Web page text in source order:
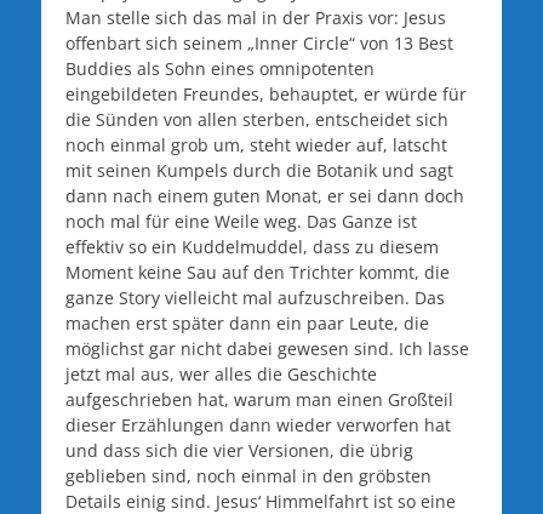
Man stelle sich das mal in der Praxis vor: Jesus
offenbart sich seinem „Inner Circle“ von 13 Best
Buddies als Sohn eines omnipotenten
eingebildeten Freundes, behauptet, er würde für
die Sünden von allen sterben, entscheidet sich
noch einmal grob um, steht wieder auf, latscht
mit seinen Kumpels durch die Botanik und sagt
dann nach einem guten Monat, er sei dann doch
noch mal für eine Weile weg. Das Ganze ist
effektiv so ein Kuddelmuddel, dass zu diesem
Moment keine Sau auf den Trichter kommt, die
ganze Story vielleicht mal aufzuschreiben. Das
machen erst später dann ein paar Leute, die
möglichst gar nicht dabei gewesen sind. Ich lasse
jetzt mal aus, wer alles die Geschichte
aufgeschrieben hat, warum man einen Großteil
dieser Erzählungen dann wieder verworfen hat
und dass sich die vier Versionen, die übrig
geblieben sind, noch einmal in den gröbsten
Details einig sind. Jesus‘ Himmelfahrt ist so eine